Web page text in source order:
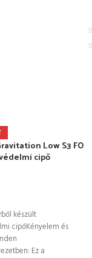
Low S3 FO
cipő
készült
cipőKényelem és
Ez a